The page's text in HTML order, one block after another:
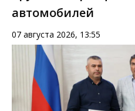
автомобилей
07 августа 2026, 13:55